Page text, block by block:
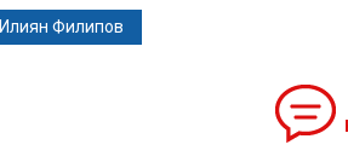
Илиян Филипов